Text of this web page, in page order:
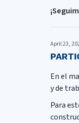
April 23,
En el
y de
Para